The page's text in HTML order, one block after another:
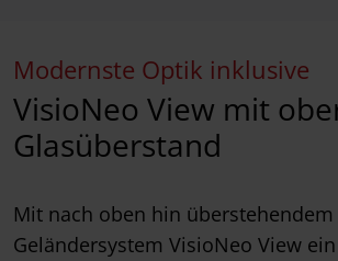
Modernste Optik inklusive
VisioNeo View mit
Glasüberstand
Mit nach oben hin
Geländersystem VisioNeo View